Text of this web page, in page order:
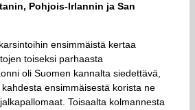
Pohjois-Irlannin ja San
ensimmäistä kertaa
toiseksi parhaasta
oli Suomen kannalta siedettävä,
ensimmäisestä korista ne
Toisaalta kolmannesta